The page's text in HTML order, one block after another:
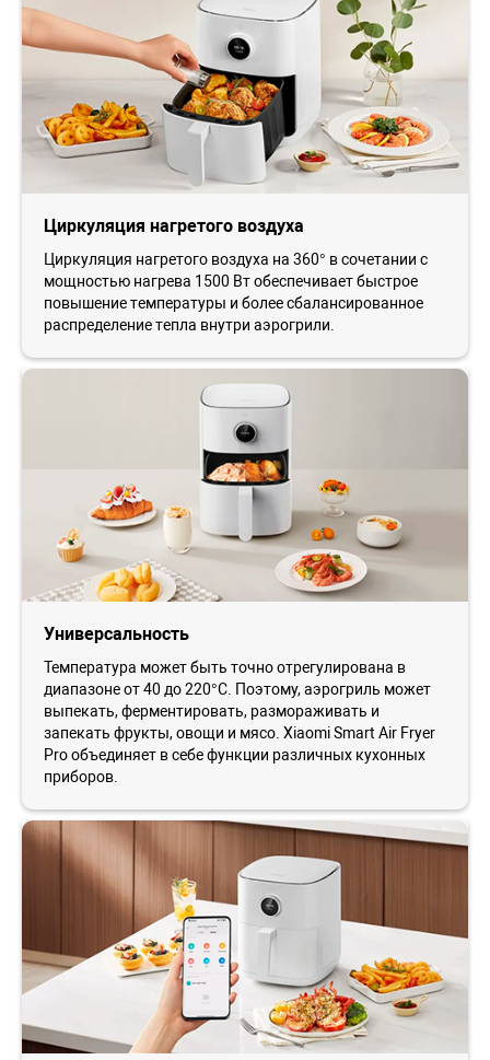
Циркуляция нагретого воздуха
Циркуляция нагретого воздуха на 360° в сочетании с
мощностью нагрева 1500 Вт обеспечивает быстрое
повышение температуры и более сбалансированное
распределение тепла внутри аэрогрили.
Универсальность
Температура может быть точно отрегулирована в
диапазоне от 40 до 220°C. Поэтому, аэрогриль может
выпекать, ферментировать, размораживать и
запекать фрукты, овощи и мясо. Xiaomi Smart Air Fryer
Pro объединяет в себе функции различных кухонных
приборов.